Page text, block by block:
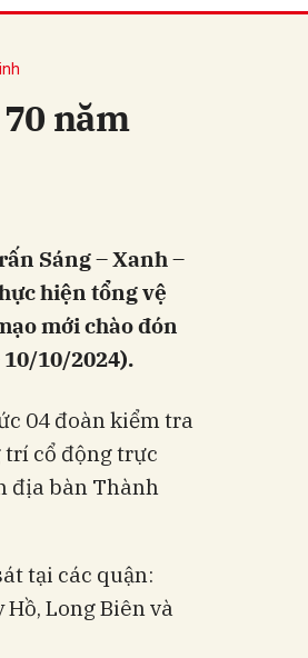
năm
Sáng – Xanh –
hiện tổng vệ
mới chào đón
10/2024).
04 đoàn kiểm tra
cổ động trực
địa bàn Thành
tại các quận:
Long Biên và